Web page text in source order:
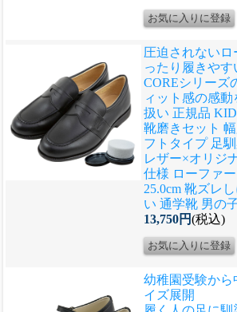
圧迫されない
ったり履きや
COREシリーズ
ィット感の感動
扱い 正規品
靴磨きセット
フトタイプ 足
レザー×オリジ
仕様 ローファ
25.0cm 靴ズレ
い 通学靴 男の
13,750円(税込)
幼稚園受験から
イズ展開